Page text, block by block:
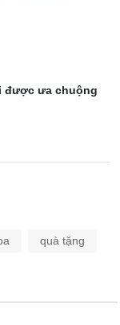
được ưa chuộng
quà tặng